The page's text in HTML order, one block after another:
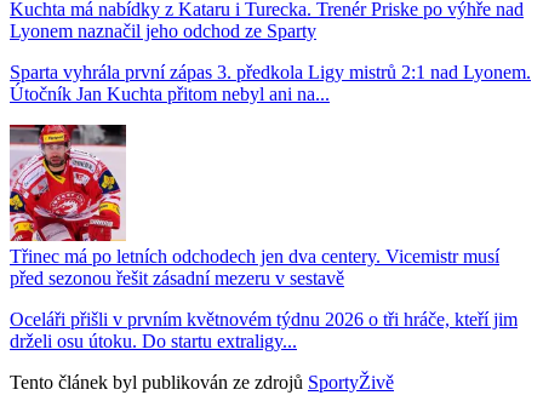
Kuchta má nabídky z Kataru i Turecka. Trenér Priske po výhře nad
Lyonem naznačil jeho odchod ze Sparty
Sparta vyhrála první zápas 3. předkola Ligy mistrů 2:1 nad Lyonem.
Útočník Jan Kuchta přitom nebyl ani na...
Třinec má po letních odchodech jen dva centery. Vicemistr musí
před sezonou řešit zásadní mezeru v sestavě
Oceláři přišli v prvním květnovém týdnu 2026 o tři hráče, kteří jim
drželi osu útoku. Do startu extraligy...
Tento článek byl publikován ze zdrojů SportyŽivě